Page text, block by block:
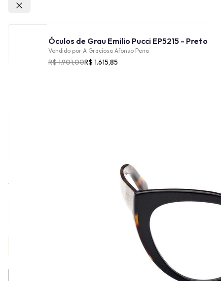
Óculos de Grau Emilio Pucci EP5215 - Preto
Vendido por A Graciosa Afonso Pena
R$ 1.901,00R$ 1.615,85
Tamanho